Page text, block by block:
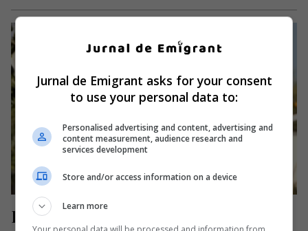
Incredibila poveste a românului
Jurnal de Emigrant asks for your consent
to use your personal data to:
Personalised advertising and content, advertising and
content measurement, audience research and
services development
Store and/or access information on a device
Learn more